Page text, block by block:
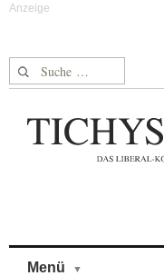
Suche nach:
Menü